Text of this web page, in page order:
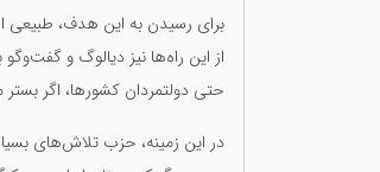
برای رسیدن به این هدف، طبیعی
از این راه‌ها نیز دیالوگ و
حتی دولتمردان کشورها، اگر
در این زمینه، حزب تلاش‌های